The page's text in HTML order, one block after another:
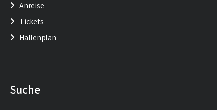
Anreise
Tickets
Hallenplan
Suche